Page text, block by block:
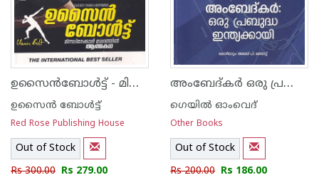
ഉസൈൻബോൾട്ട് - മിന്നലിനേക്കാൾ വേഗത്തിൽ
ഉസൈന്‍ ബോള്‍ട്ട്
Red Rose Publishing House
Out of Stock
Rs 300.00 Rs 279.00
അംബേദ്കര്‍ ഒരു പ്രബുദ്ധ ഇന്ത്യക്കായി
ഗെയില്‍ ഓംവെദ്‌
Other Books
Out of Stock
Rs 200.00 Rs 186.00